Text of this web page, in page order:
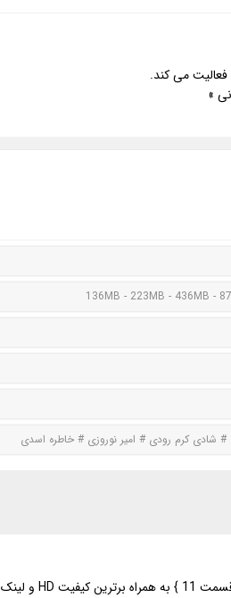
فعالیت می کند.
»
136MB - 223MB - 436MB -
# شادی کرم رودی # امیر نوروزی # خاطره اسدی
| دانلود قسمت جدید سریال نمایش خانگی مردم معمولی { قسمت 11 } به همراه برترین کیفیت HD و لینک